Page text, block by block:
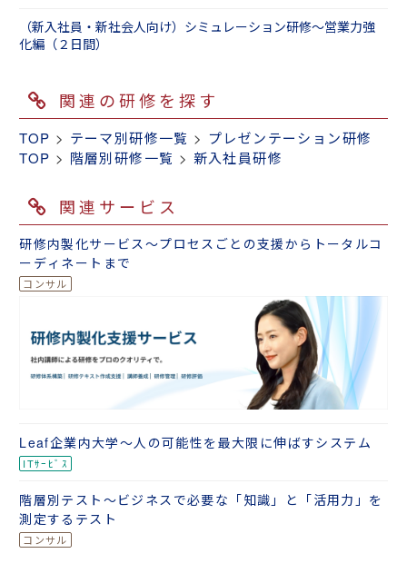
■最近人気の研修
最近は多くの組織で「失敗を恐れる」傾向の新
気です。実際にお客さま役の講師に電話をして
をしたりすることで、学んだ知識を実践できる
ところまで定着させます。
日間）
（新入社員・新社会人向け）シミュレーション研修～営業力強
化編（２日間）
関連の研修を探す
TOP > テーマ別研修一覧 > プレゼンテーション研修
TOP > 階層別研修一覧 > 新入社員研修
関連サービス
研修内製化サービス～プロセスごとの支援からトータルコ
ーディネートまで
Leaf企業内大学～人の可能性を最大限に伸ばすシステム
階層別テスト～ビジネスで必要な「知識」と「活用力」を
測定するテスト